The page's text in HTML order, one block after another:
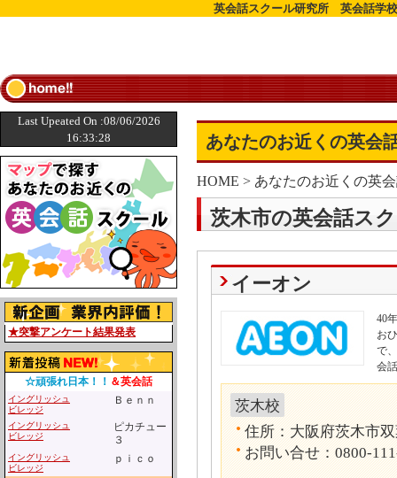
英会話スクール研究所 英会話学
Last Upeated On :08/06/2026
16:33:28
★突撃アンケート結果発表
☆頑張れ日本！！ ＆英会話
イングリッシュ
ビレッジ
Ｂｅｎｎ
イングリッシュ
ビレッジ
ピカチュー
３
イングリッシュ
ビレッジ
ｐｉｃｏ
あなたのお近くの英会
HOME > あなたのお近くの英
茨木市の英会話ス
イーオン
40
お
で
会
茨木校
住所：大阪府茨木市
お問い合せ：0800-